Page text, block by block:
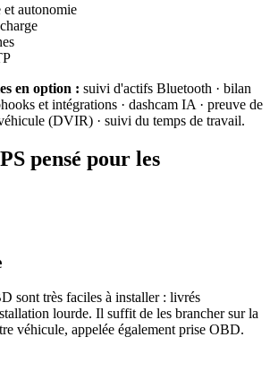
et autonomie
en option : suivi d'actifs Bluetooth · bilan
et intégrations · dashcam IA · preuve de
(DVIR) · suivi du temps de travail.
pensé pour les
sont très faciles à installer : livrés
lourde. Il suffit de les brancher sur la
véhicule, appelée également prise OBD.